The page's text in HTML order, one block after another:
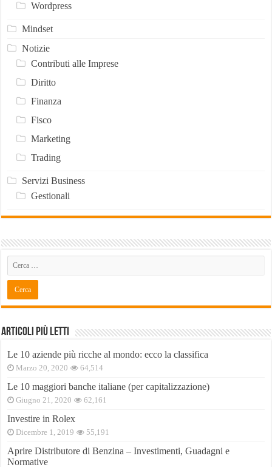
Wordpress
Mindset
Notizie
Contributi alle Imprese
Diritto
Finanza
Fisco
Marketing
Trading
Servizi Business
Gestionali
Articoli Più Letti
Le 10 aziende più ricche al mondo: ecco la classifica
Marzo 20, 2020 64,514
Le 10 maggiori banche italiane (per capitalizzazione)
Giugno 21, 2020 62,161
Investire in Rolex
Dicembre 1, 2019 55,191
Aprire Distributore di Benzina – Investimenti, Guadagni e
Normative